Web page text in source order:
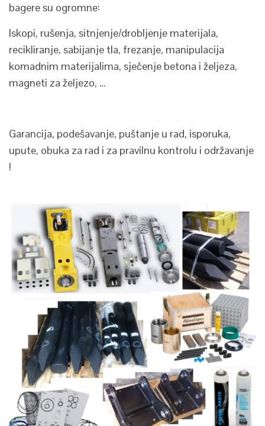
bagere su ogromne:
Iskopi, rušenja, sitnjenje/drobljenje materijala,
recikliranje, sabijanje tla, frezanje, manipulacija
komadnim materijalima, sječenje betona i željeza,
magneti za željezo, …
Garancija, podešavanje, puštanje u rad, isporuka,
upute, obuka za rad i za pravilnu kontrolu i održavanje
!